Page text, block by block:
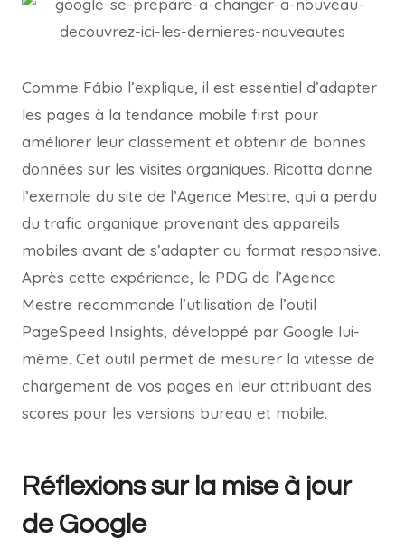
Comme Fábio l’explique, il est essentiel d’adapter
les pages à la tendance mobile first pour
améliorer leur classement et obtenir de bonnes
données sur les visites organiques. Ricotta donne
l’exemple du site de l’Agence Mestre, qui a perdu
du trafic organique provenant des appareils
mobiles avant de s’adapter au format responsive.
Après cette expérience, le PDG de l’Agence
Mestre recommande l’utilisation de l’outil
PageSpeed Insights, développé par Google lui-
même. Cet outil permet de mesurer la vitesse de
chargement de vos pages en leur attribuant des
scores pour les versions bureau et mobile.
Réflexions sur la mise à jour
de Google